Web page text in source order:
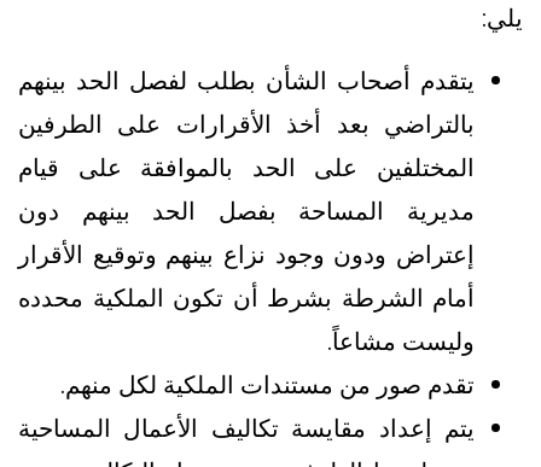
يلي:
يتقدم أصحاب الشأن بطلب لفصل الحد بينهم
بالتراضي بعد أخذ الأقرارات على الطرفين
المختلفين على الحد بالموافقة على قيام
مديرية المساحة بفصل الحد بينهم دون
إعتراض ودون وجود نزاع بينهم وتوقيع الأقرار
أمام الشرطة بشرط أن تكون الملكية محدده
وليست مشاعاً.
تقدم صور من مستندات الملكية لكل منهم.
يتم إعداد مقايسة تكاليف الأعمال المساحية